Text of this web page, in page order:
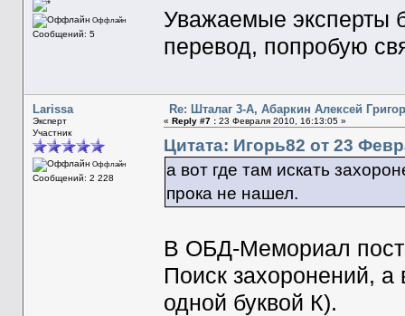
Оффлайн
Сообщений: 5
Уважаемые эксперты
перевод, попробую
Larissa
Эксперт
Участник
Оффлайн
Сообщений: 2 228
Re: Шталаг 3-А, Абаркин Алексей
« Reply #7 :23 Февраля 2010, 16:13:05 »
Цитата: Игорь82 от 23
а вот где там искать
прока не нашел.
В ОБД-Мемориал
Поиск захоронений, а
одной буквой К).